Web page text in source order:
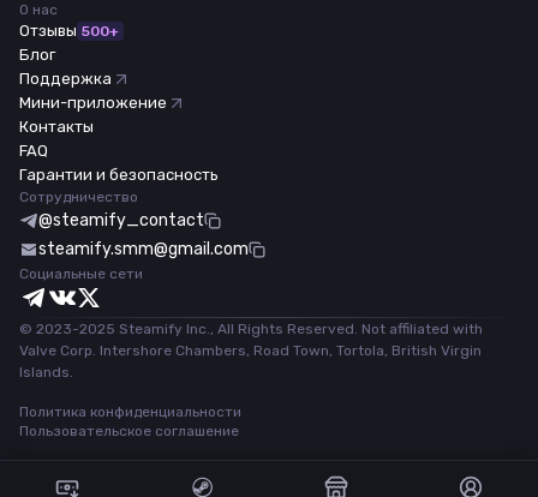
О нас
Отзывы 500+
Блог
Поддержка
Мини-приложение
Контакты
FAQ
Гарантии и безопасность
Сотрудничество
@steamify_contact
steamify.smm@gmail.com
Социальные сети
© 2023-2025 Steamify Inc., All Rights Reserved. Not affiliated with
Valve Corp. Intershore Chambers, Road Town, Tortola, British Virgin
Islands.
Политика конфиденциальности
Пользовательское соглашение